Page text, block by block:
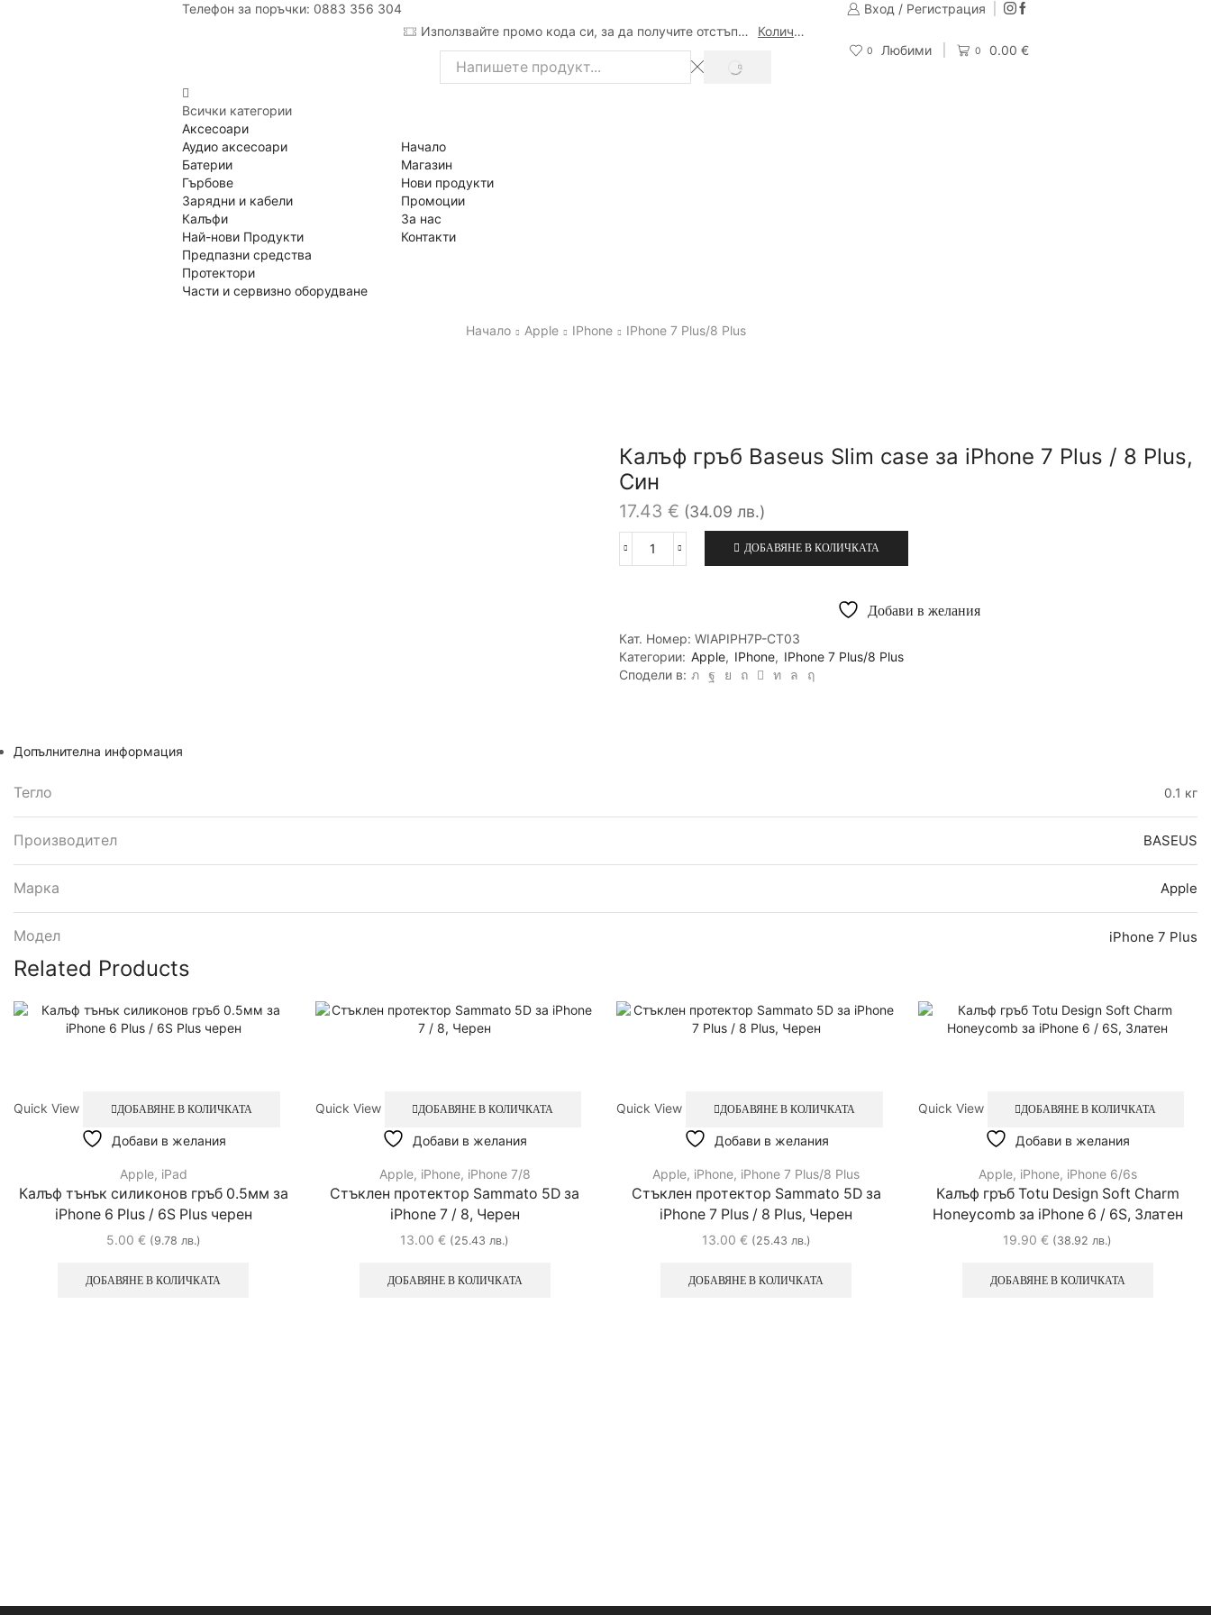
Телефон за поръчки: 0883 356 304
Вход / Регистрация
Използвайте промо кода си, за да получите отстъпка
Количка
Search
SEARCH
0 Любими 0 0.00 €
Всички категории
Аксесоари
Аудио аксесоари
Батерии
Гърбове
Зарядни и кабели
Калъфи
Най-нови Продукти
Предпазни средства
Протектори
Части и сервизно оборудване
Начало
Магазин
Нови продукти
Промоции
За нас
Контакти
Начало Apple IPhone IPhone 7 Plus/8 Plus
Калъф гръб Baseus Slim case за iPhone 7 Plus / 8 Plus,
Син
17.43 € (34.09 лв.)
количество
Slim
case
за
ДОБАВЯНЕ В КОЛИЧКАТА
Добави в желания
Кат. Номер: WIAPIPH7P-CT03
Категории: Apple, IPhone, IPhone 7 Plus/8 Plus
Сподели в:
Допълнителна информация
Тегло 0.1 кг
Производител BASEUS
Марка Apple
Модел iPhone 7 Plus
Related Products
Quick View ДОБАВЯНЕ В КОЛИЧКАТА
Добави в желания
Apple, iPad
Калъф тънък силиконов гръб 0.5мм за
iPhone 6 Plus / 6S Plus черен
5.00 € (9.78 лв.)
ДОБАВЯНЕ В КОЛИЧКАТА
Quick View ДОБАВЯНЕ В КОЛИЧКАТА
Добави в желания
Apple, iPhone, iPhone 7/8
Стъклен протектор Sammato 5D за
iPhone 7 / 8, Черен
13.00€ (25.43 лв.)
ДОБАВЯНЕ В КОЛИЧКАТА
Quick View ДОБАВЯНЕ В КОЛИЧКАТА
Добави в желания
Apple, iPhone, iPhone 7 Plus/8 Plus
Стъклен протектор Sammato 5D за
iPhone 7 Plus / 8 Plus, Черен
13.00 € (25.43 лв.)
ДОБАВЯНЕ В КОЛИЧКАТА
Quick View ДОБАВЯНЕ В КОЛИЧКАТА
Добави в желания
Apple, iPhone, iPhone 6/6s
Калъф гръб Totu Design Soft Charm
Honeycomb за iPhone 6 / 6S, Златен
19.90€ (38.92 лв.)
ДОБАВЯНЕ В КОЛИЧКАТА